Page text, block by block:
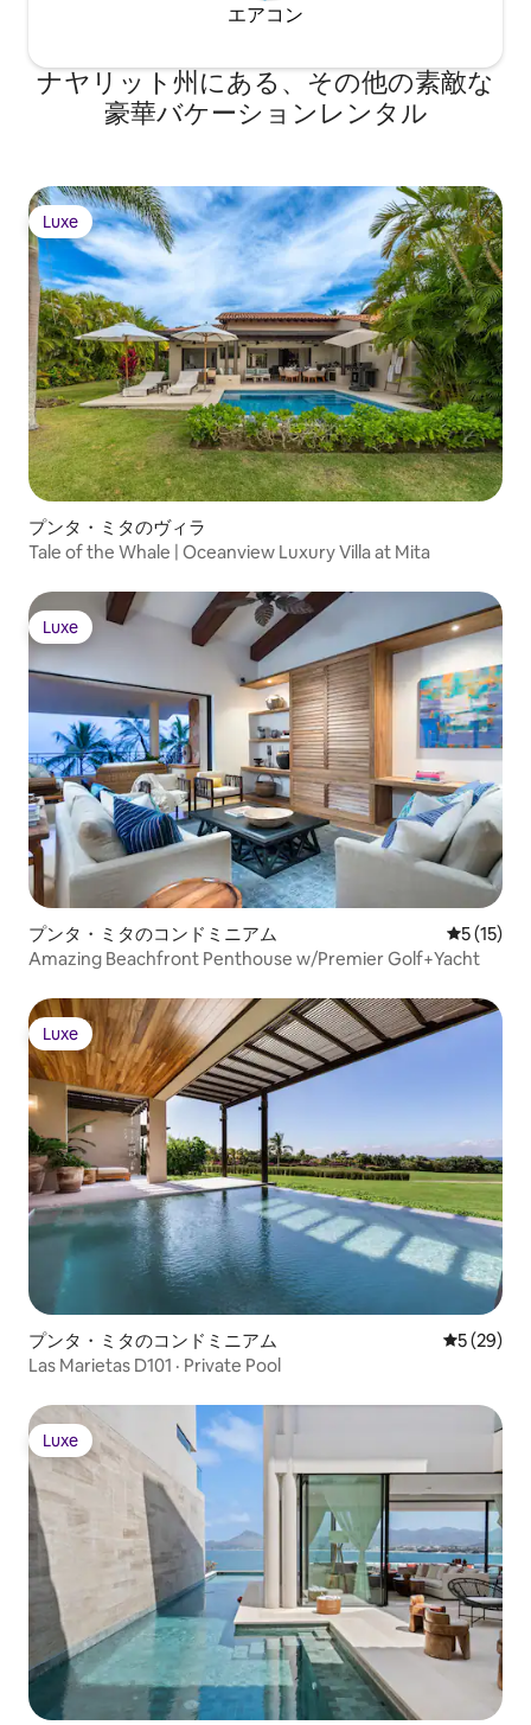
エアコン
ナヤリット州にある、その他の素敵な
豪華バケーションレンタル
Luxe
Luxe
プンタ・ミタのヴィラ
Tale of the Whale | Oceanview Luxury Villa at Mita
Luxe
Luxe
プンタ・ミタのコンドミニアム レビュー
5 (15)
Amazing Beachfront Penthouse w/Premier Golf+Yacht
Luxe
Luxe
プンタ・ミタのコンドミニアム レビュー
5 (29)
Las Marietas D101 · Private Pool
Luxe
Luxe